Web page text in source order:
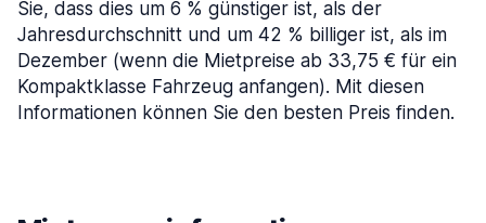
Sie, dass dies um 6 % günstiger ist, als der
Jahresdurchschnitt und um 42 % billiger ist, als im
Dezember (wenn die Mietpreise ab 33,75 € für ein
Kompaktklasse Fahrzeug anfangen). Mit diesen
Informationen können Sie den besten Preis finden.